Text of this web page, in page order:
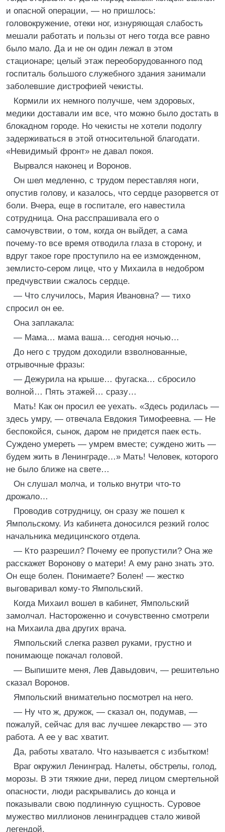
и опасной операции, — но пришлось:
головокружение, отеки ног, изнуряющая слабость
мешали работать и пользы от него тогда все равно
было мало. Да и не он один лежал в этом
стационаре; целый этаж переоборудованного под
госпиталь большого служебного здания занимали
заболевшие дистрофией чекисты.
Кормили их немного получше, чем здоровых,
медики доставали им все, что можно было достать в
блокадном городе. Но чекисты не хотели подолгу
задерживаться в этой относительной благодати.
«Невидимый фронт» не давал покоя.
Вырвался наконец и Воронов.
Он шел медленно, с трудом переставляя ноги,
опустив голову, и казалось, что сердце разорвется от
боли. Вчера, еще в госпитале, его навестила
сотрудница. Она расспрашивала его о
самочувствии, о том, когда он выйдет, а сама
почему-то все время отводила глаза в сторону, и
вдруг такое горе проступило на ее изможденном,
землисто-сером лице, что у Михаила в недобром
предчувствии сжалось сердце.
— Что случилось, Мария Ивановна? — тихо
спросил он ее.
Она заплакала:
— Мама… мама ваша… сегодня ночью…
До него с трудом доходили взволнованные,
отрывочные фразы:
— Дежурила на крыше… фугаска… сбросило
волной… Пять этажей… сразу…
Мать! Как он просил ее уехать. «Здесь родилась —
здесь умру, — отвечала Евдокия Тимофеевна. — Не
беспокойся, сынок, даром не придется паек есть.
Суждено умереть — умрем вместе; суждено жить —
будем жить в Ленинграде…» Мать! Человек, которого
не было ближе на свете…
Он слушал молча, и только внутри что-то
дрожало…
Проводив сотрудницу, он сразу же пошел к
Ямпольскому. Из кабинета доносился резкий голос
начальника медицинского отдела.
— Кто разрешил? Почему ее пропустили? Она же
расскажет Воронову о матери! А ему рано знать это.
Он еще болен. Понимаете? Болен! — жестко
выговаривал кому-то Ямпольский.
Когда Михаил вошел в кабинет, Ямпольский
замолчал. Настороженно и сочувственно смотрели
на Михаила два других врача.
Ямпольский слегка развел руками, грустно и
понимающе покачал головой.
— Выпишите меня, Лев Давыдович, — решительно
сказал Воронов.
Ямпольский внимательно посмотрел на него.
— Ну что ж, дружок, — сказал он, подумав, —
пожалуй, сейчас для вас лучшее лекарство — это
работа. А ее у вас хватит.
Да, работы хватало. Что называется с избытком!
Враг окружил Ленинград. Налеты, обстрелы, голод,
морозы. В эти тяжкие дни, перед лицом смертельной
опасности, люди раскрывались до конца и
показывали свою подлинную сущность. Суровое
мужество миллионов ленинградцев стало живой
легендой.